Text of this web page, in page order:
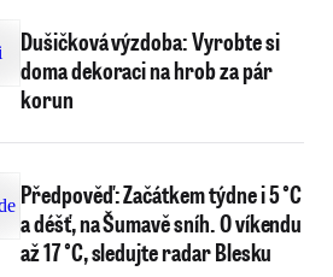
Dušičková výzdoba: Vyrobte si
doma dekoraci na hrob za pár
korun
Předpověď: Začátkem týdne i 5 °C
a déšť, na Šumavě sníh. O víkendu
až 17 °C, sledujte radar Blesku